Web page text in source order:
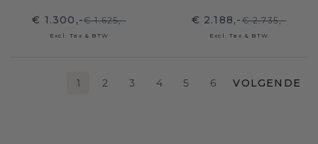
€ 1.300,-€ 1.625,-
Excl. Tax & BTW
€ 2.188,-€ 2.735,-
Excl. Tax & BTW
1 2 3 4 5 6 VOLGENDE